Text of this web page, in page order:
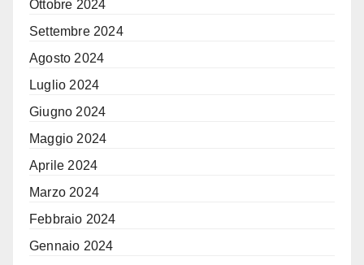
Ottobre 2024
Settembre 2024
Agosto 2024
Luglio 2024
Giugno 2024
Maggio 2024
Aprile 2024
Marzo 2024
Febbraio 2024
Gennaio 2024